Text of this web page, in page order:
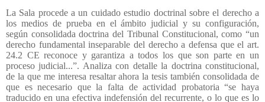
La Sala procede a un cuidado estudio doctrinal sobre el derecho a
los medios de prueba en el ámbito judicial y su configuración,
según consolidada doctrina del Tribunal Constitucional, como “un
derecho fundamental inseparable del derecho a defensa que el art.
24.2 CE reconoce y garantiza a todos los que son parte en un
proceso judicial...”. Analiza con detalle la doctrina constitucional,
de la que me interesa resaltar ahora la tesis también consolidada de
que es necesario que la falta de actividad probatoria “se haya
traducido en una efectiva indefensión del recurrente, o lo que es lo